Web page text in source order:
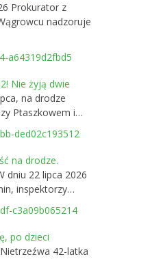
Prokurator z
nadzoruje
Nie żyją dwie
na drodze
Ptaszkowem i…
na drodze.
dniu 22 lipca 2026
inspektorzy…
po dzieci
Nietrzeźwa 42-latka